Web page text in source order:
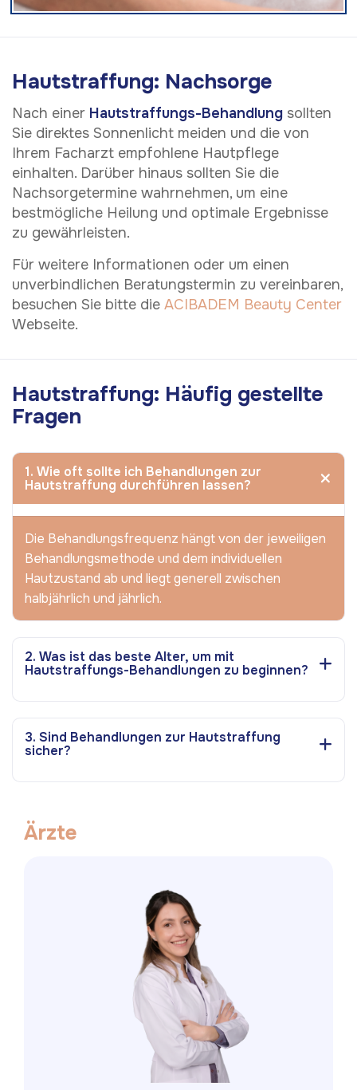
Hautstraffung: Nachsorge
Nach einer Hautstraffungs-Behandlung sollten
Sie direktes Sonnenlicht meiden und die von
Ihrem Facharzt empfohlene Hautpflege
einhalten. Darüber hinaus sollten Sie die
Nachsorgetermine wahrnehmen, um eine
bestmögliche Heilung und optimale Ergebnisse
zu gewährleisten.
Für weitere Informationen oder um einen
unverbindlichen Beratungstermin zu vereinbaren,
besuchen Sie bitte die ACIBADEM Beauty Center
Webseite.
Hautstraffung: Häufig gestellte
Fragen
1. Wie oft sollte ich Behandlungen zur
Hautstraffung durchführen lassen?
Die Behandlungsfrequenz hängt von der jeweiligen
Behandlungsmethode und dem individuellen
Hautzustand ab und liegt generell zwischen
halbjährlich und jährlich.
2. Was ist das beste Alter, um mit
Hautstraffungs-Behandlungen zu beginnen?
3. Sind Behandlungen zur Hautstraffung
sicher?
Ärzte